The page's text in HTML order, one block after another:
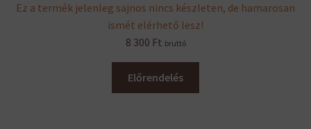
Ez a termék jelenleg sajnos nincs készleten, de hamarosan
ismét elérhető lesz!
8 300 Ft bruttó
Előrendelés